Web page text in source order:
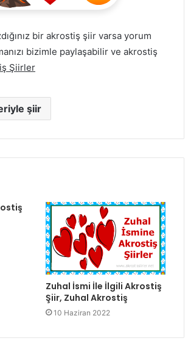
bir akrostiş şiir varsa yorum
bizimle paylaşabilir ve akrostiş
Şiirler
şiir
Zuhal İsmi İle İlgili Akrostiş
Şiir, Zuhal Akrostiş
10 Haziran 2022